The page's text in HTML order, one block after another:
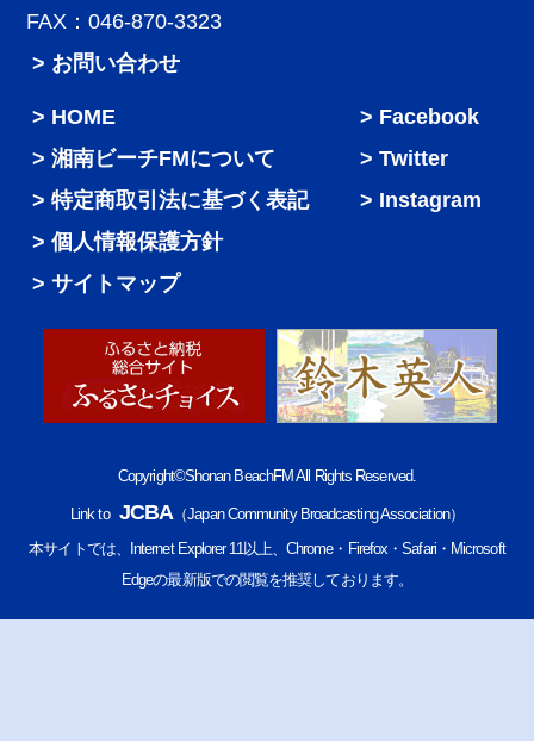
FAX：046-870-3323
> お問い合わせ
HOME
湘南ビーチFMについて
特定商取引法に基づく表記
個人情報保護方針
サイトマップ
Facebook
Twitter
Instagram
Copyright©Shonan BeachFM All Rights Reserved.
Link to JCBA（Japan Community Broadcasting Association）
本サイトでは、Internet Explorer 11以上、Chrome・Firefox・Safari・Microsoft
Edgeの最新版での閲覧を推奨しております。